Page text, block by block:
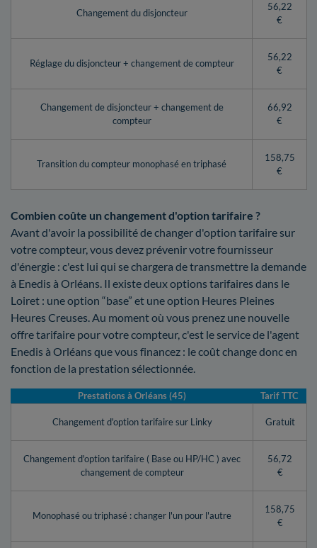
Changement du disjoncteur
56,22
€
Réglage du disjoncteur + changement de compteur
56,22
€
Changement de disjoncteur + changement de
compteur
66,92
€
Transition du compteur monophasé en triphasé
158,75
€
Combien coûte un changement d'option tarifaire ?
Avant d'avoir la possibilité de changer d'option tarifaire sur
votre compteur, vous devez prévenir votre fournisseur
d'énergie : c'est lui qui se chargera de transmettre la demande
à Enedis à Orléans. Il existe deux options tarifaires dans le
Loiret : une option “base” et une option Heures Pleines
Heures Creuses. Au moment où vous prenez une nouvelle
offre tarifaire pour votre compteur, c'est le service de l'agent
Enedis à Orléans que vous financez : le coût change donc en
fonction de la prestation sélectionnée.
Prestations à Orléans (45) Tarif TTC
Changement d'option tarifaire sur Linky Gratuit
Changement d'option tarifaire ( Base ou HP/HC ) avec
changement de compteur
56,72
€
Monophasé ou triphasé : changer l'un pour l'autre
158,75
€